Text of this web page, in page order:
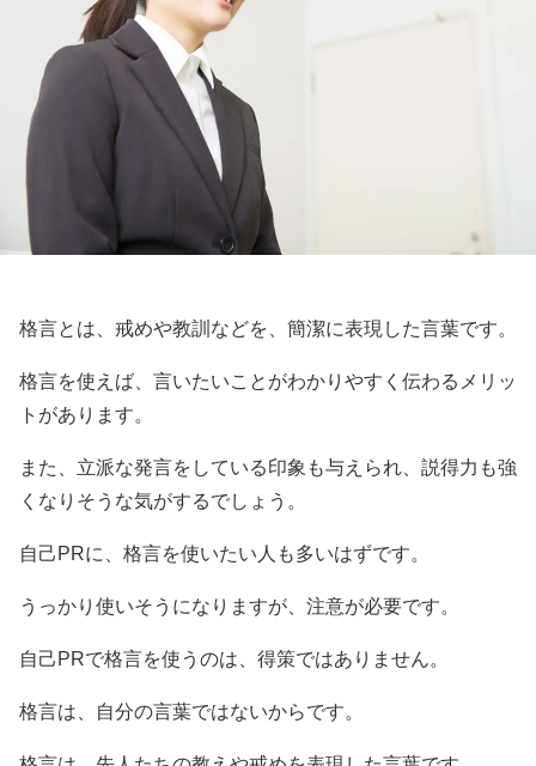
格言とは、戒めや教訓などを、簡潔に表現した言葉です。
格言を使えば、言いたいことがわかりやすく伝わるメリッ
トがあります。
また、立派な発言をしている印象も与えられ、説得力も強
くなりそうな気がするでしょう。
自己PRに、格言を使いたい人も多いはずです。
うっかり使いそうになりますが、注意が必要です。
自己PRで格言を使うのは、得策ではありません。
格言は、自分の言葉ではないからです。